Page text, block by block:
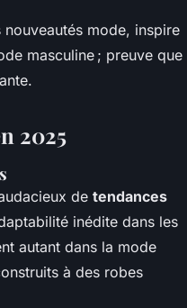
nouveautés mode, inspire
masculine ; preuve que
2025
de tendances
inédite dans les
autant dans la mode
à des robes